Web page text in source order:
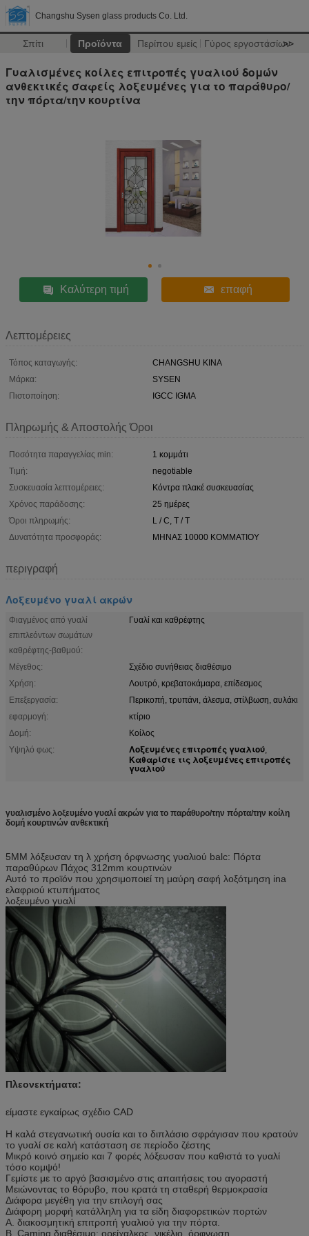
Changshu Sysen glass products Co. Ltd.
Σπίτι Προϊόντα Περίπου εμείς Γύρος εργοστασίων
>>
Γυαλισμένες κοίλες επιτροπές γυαλιού δομών
ανθεκτικές σαφείς λοξευμένες για το παράθυρο/
την πόρτα/την κουρτίνα
Καλύτερη τιμή επαφή
Λεπτομέρειες
Τόπος καταγωγής:
CHANGSHU ΚΙΝΑ
Μάρκα:
SYSEN
Πιστοποίηση:
IGCC IGMA
Πληρωμής & Αποστολής Όροι
Ποσότητα παραγγελίας min:
1 κομμάτι
Τιμή:
negotiable
Συσκευασία λεπτομέρειες:
Κόντρα πλακέ συσκευασίας
Χρόνος παράδοσης:
25 ημέρες
Όροι πληρωμής:
L / C, T / T
Δυνατότητα προσφοράς:
ΜΗΝΑΣ 10000 ΚΟΜΜΑΤΙΟΥ
περιγραφή
Λοξευμένο γυαλί ακρών
Φιαγμένος από γυαλί
επιπλεόντων σωμάτων
καθρέφτης-βαθμού:
Γυαλί και καθρέφτης
Μέγεθος:
Σχέδιο συνήθειας διαθέσιμο
Χρήση:
Λουτρό, κρεβατοκάμαρα, επίδεσμος
Επεξεργασία:
Περικοπή, τρυπάνι, άλεσμα, στίλβωση, αυλάκι
εφαρμογή:
κτίριο
Δομή:
Κοίλος
Υψηλό φως:
Λοξευμένες επιτροπές γυαλιού,
Καθαρίστε τις λοξευμένες επιτροπές
γυαλιού
γυαλισμένο λοξευμένο γυαλί ακρών για το παράθυρο/την πόρτα/την κοίλη
δομή κουρτινών ανθεκτική
5MM λόξευσαν τη λ χρήση όρφνωσης γυαλιού balc: Πόρτα
παραθύρων Πάχος 312mm κουρτινών
Αυτό το προϊόν που χρησιμοποιεί τη μαύρη σαφή λοξότμηση ina
ελαφριού κτυπήματος
λοξευμένο γυαλί
Πλεονεκτήματα:
είμαστε εγκαίρως σχέδιο CAD
Η καλά στεγανωτική ουσία και το διπλάσιο σφράγισαν που κρατούν
το γυαλί σε καλή κατάσταση σε περίοδο ζέστης
Μικρό κοινό σημείο και 7 φορές λόξευσαν που καθιστά το γυαλί
τόσο κομψό!
Γεμίστε με το αργό βασισμένο στις απαιτήσεις του αγοραστή
Μειώνοντας το θόρυβο, που κρατά τη σταθερή θερμοκρασία
Διάφορα μεγέθη για την επιλογή σας
Διάφορη μορφή κατάλληλη για τα είδη διαφορετικών πορτών
Α. διακοσμητική επιτροπή γυαλιού για την πόρτα.
Β. Caming διαθέσιμο: ορείχαλκος, νικέλιο, όρφνωση.